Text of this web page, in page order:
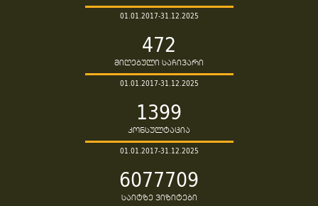
01.01.2017-31.12.2025
472
მიღებული საჩივარი
01.01.2017-31.12.2025
1399
კონსულტაცია
01.01.2017-31.12.2025
6077709
საიტზე ვიზიტები